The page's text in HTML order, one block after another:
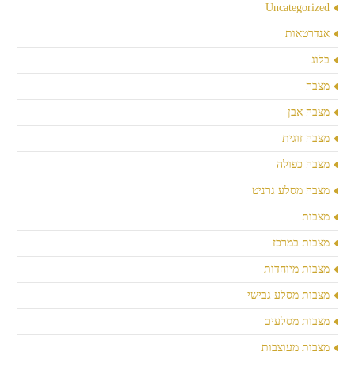
Uncategorized
אנדרטאות
בלוג
מצבה
מצבה אבן
מצבה זוגית
מצבה כפולה
מצבה מסלע גרניט
מצבות
מצבות במרכז
מצבות מיוחדות
מצבות מסלע גבישי
מצבות מסלעים
מצבות מעוצבות